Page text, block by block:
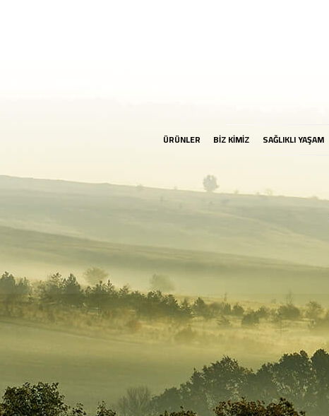
ÜRÜNLER BİZ KİMİZ SAĞLIKLI YAŞAM